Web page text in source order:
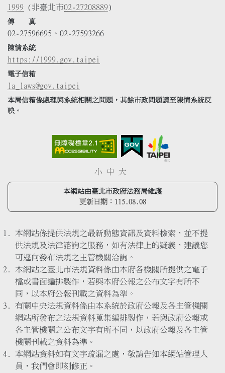
1999 (非臺北市02-27208889)
傳 真
02-27596695、02-27593266
陳情系統
https://1999.gov.taipei
電子信箱
la_laws@gov.taipei
本局信箱係處理與系統相關之問題，其餘市政問題請至陳情系統反
映。
小 中 大
本網站由臺北市政府法務局維護
更新日期： 115.08.08
本網站係提供法規之最新動態資訊及資料檢索，並不提
供法規及法律諮詢之服務，如有法律上的疑義，建議您
可逕向發布法規之主管機關洽詢。
本網站之臺北市法規資料係由本府各機關所提供之電子
檔或書面編排製作，若與本府公報之公布文字有所不
同，以本府公報刊載之資料為準。
有關中央法規資料係由本系統於政府公報及各主管機關
網站所發布之法規資料蒐集編排製作，若與政府公報或
各主管機關之公布文字有所不同，以政府公報及各主管
機關刊載之資料為準。
本網站資料如有文字疏漏之處，敬請告知本網站管理人
員，我們會即刻修正。